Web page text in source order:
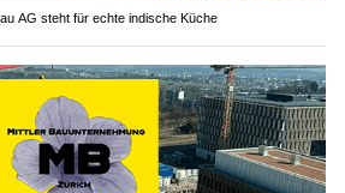
AG steht für echte indische Küche